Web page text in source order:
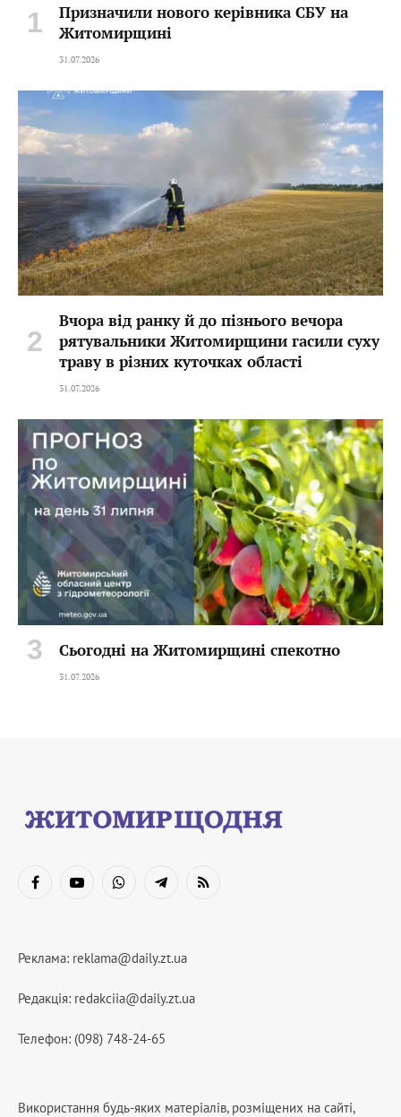
Призначили нового керівника СБУ на
Житомирщині
31.07.2026
Вчора від ранку й до пізнього вечора
рятувальники Житомирщини гасили суху
траву в різних куточках області
31.07.2026
Сьогодні на Житомирщині спекотно
31.07.2026
FacebookYouTubeWhatsAppTelegramRSS
Реклама: reklama@daily.zt.ua
Редакція: redakciia@daily.zt.ua
Телефон: (098) 748-24-65
Використання будь-яких матеріалів, розміщених на сайті,